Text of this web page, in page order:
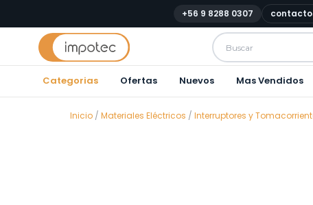
+56 9 8288 0307
Categorias Ofertas Nuevos Mas Vendidos
Inicio / Materiales Eléctricos / Interruptores y